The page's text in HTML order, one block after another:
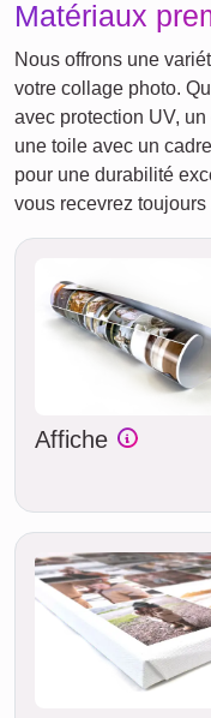
Matériaux
Nous offrons une
votre collage photo.
avec protection UV,
une toile avec un
pour une durabilité
vous recevrez
Affiche